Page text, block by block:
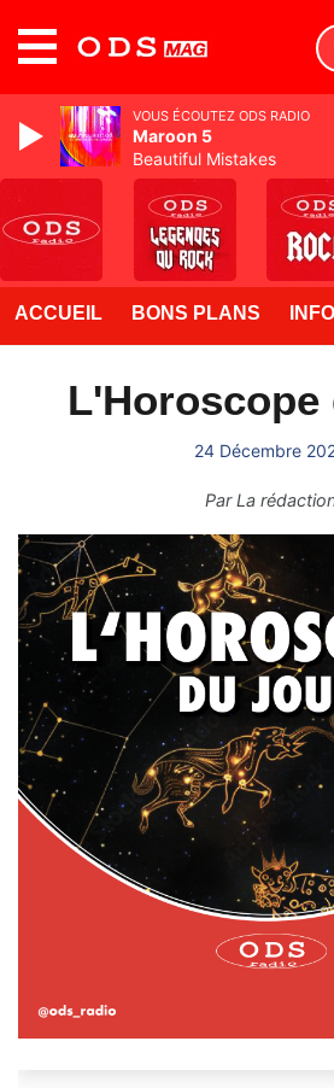
ACCUEIL BONS PLANS
24 Décembre
ParLa
VOUS ÉCOUTEZ ODS RADIO
Maroon 5
Beautiful Mistakes